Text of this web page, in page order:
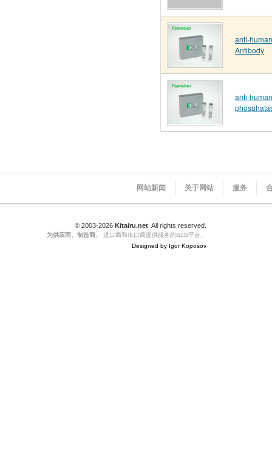
anti-
Antibody
anti-
网站新闻 关于网站 服务
© 2003-2026 Kitairu.net . All rights reserved.
为供应商、制造商、
进口商和出口商提供服务的B2B平台。
Designed by Igor Koposov